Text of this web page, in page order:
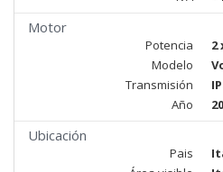
Motor
Potencia
2
Modelo
Transmisión
Año
Ubicación
Pais